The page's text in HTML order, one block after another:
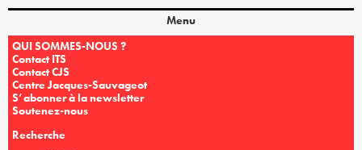
Menu
QUI SOMMES-NOUS ?
Contact ITS
Contact CJS
Centre Jacques-Sauvageot
S’abonner à la newsletter
Soutenez-nous
Recherche